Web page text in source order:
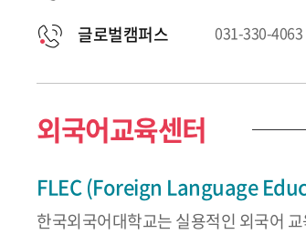
글로벌캠퍼스 031-330-4063
외국어교육센터
FLEC (Foreign Language
한국외국어대학교는 실용적인 외국어